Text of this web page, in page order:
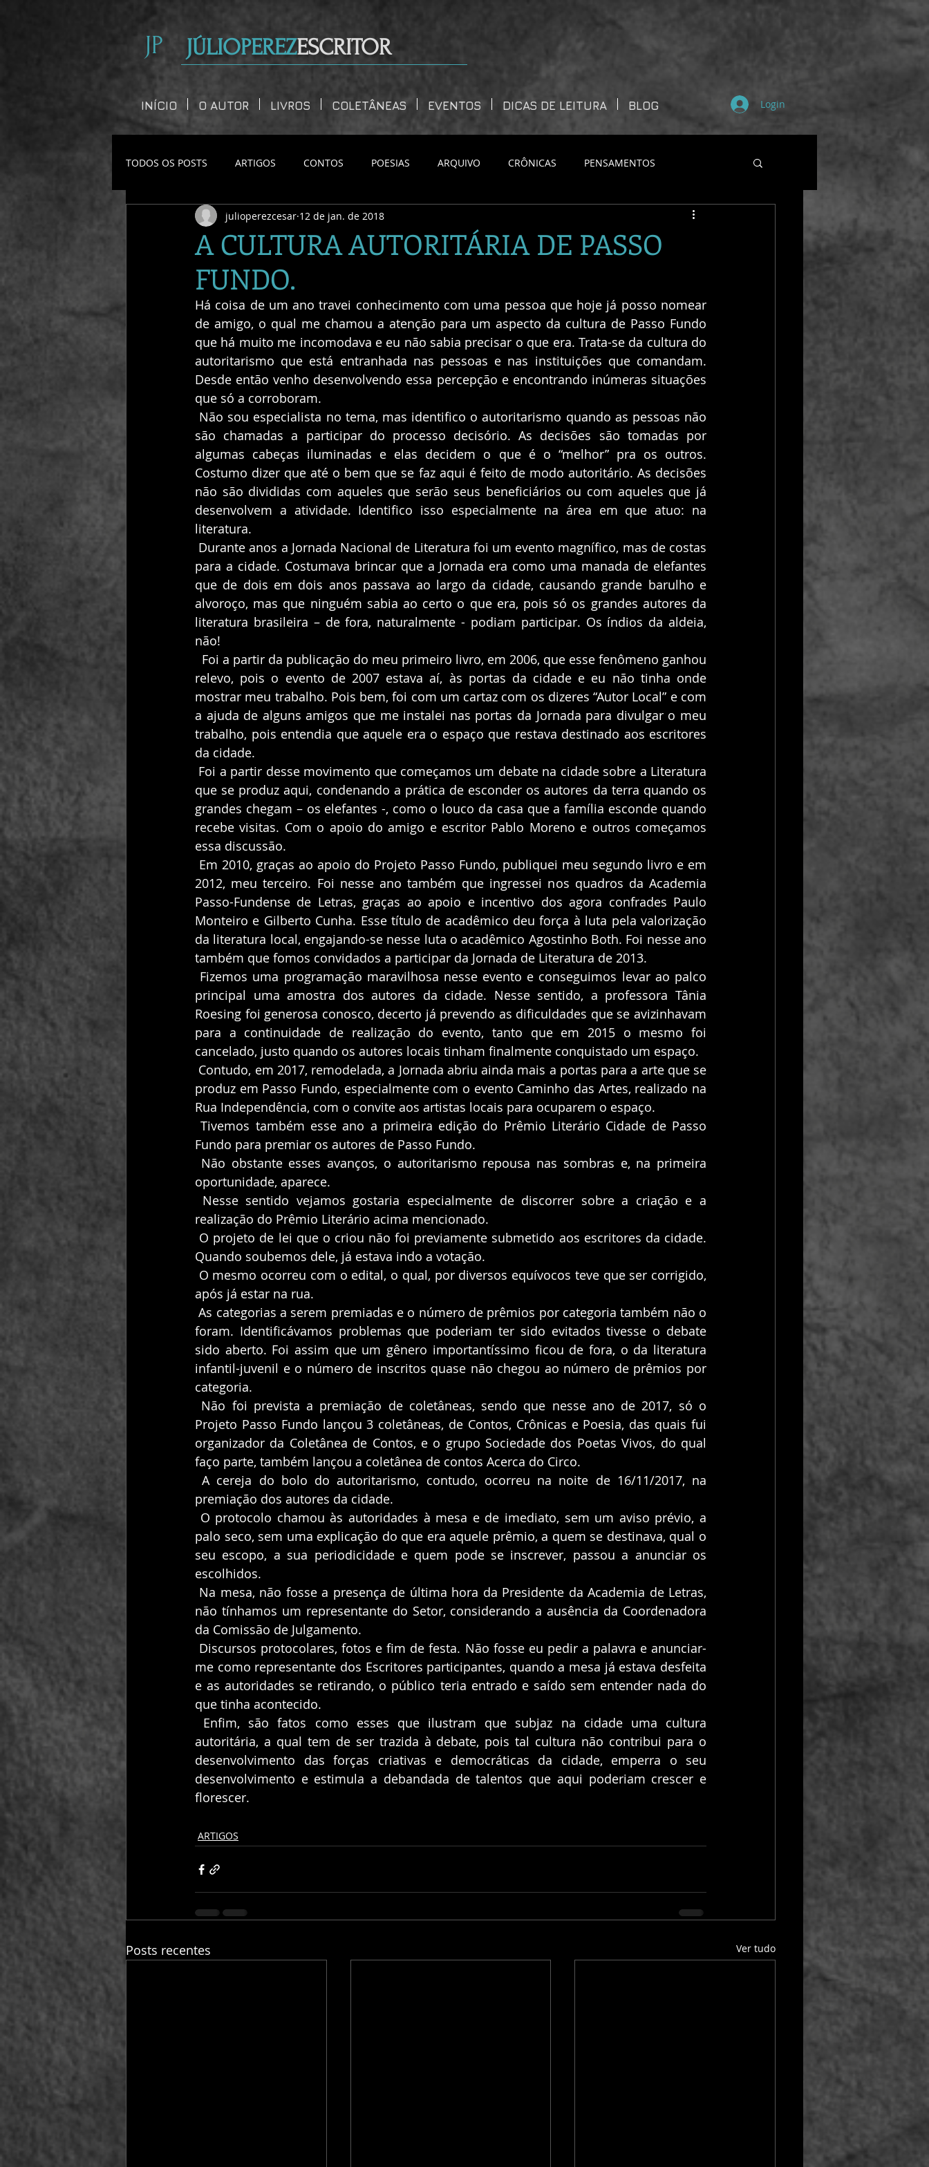
JP JÚLIOPEREZESCRITOR
INÍCIO O AUTOR LIVROS COLETÂNEAS EVENTOS DICAS DE LEITURA BLOG Login
TODOS OS POSTS ARTIGOS CONTOS POESIAS ARQUIVO CRÔNICAS PENSAMENTOS
CONTOS CURTOS
A CULTURA AUTORITÁRIA DE PASSO
FUNDO.
julioperezcesar 12 de jan. de 2018
Há coisa de um ano travei conhecimento com uma pessoa que hoje já posso nomear
de amigo, o qual me chamou a atenção para um aspecto da cultura de Passo Fundo
que há muito me incomodava e eu não sabia precisar o que era. Trata-se da cultura do
autoritarismo que está entranhada nas pessoas e nas instituições que comandam.
Desde então venho desenvolvendo essa percepção e encontrando inúmeras situações
que só a corroboram.
são chamadas a participar do processo decisório. As decisões são tomadas por
algumas cabeças iluminadas e elas decidem o que é o “melhor” pra os outros.
Costumo dizer que até o bem que se faz aqui é feito de modo autoritário. As decisões
não são divididas com aqueles que serão seus beneficiários ou com aqueles que já
desenvolvem a atividade. Identifico isso especialmente na área em que atuo: na
literatura.
para a cidade. Costumava brincar que a Jornada era como uma manada de elefantes
que de dois em dois anos passava ao largo da cidade, causando grande barulho e
alvoroço, mas que ninguém sabia ao certo o que era, pois só os grandes autores da
literatura brasileira – de fora, naturalmente - podiam participar. Os índios da aldeia,
não!
relevo, pois o evento de 2007 estava aí, às portas da cidade e eu não tinha onde
mostrar meu trabalho. Pois bem, foi com um cartaz com os dizeres “Autor Local” e com
a ajuda de alguns amigos que me instalei nas portas da Jornada para divulgar o meu
trabalho, pois entendia que aquele era o espaço que restava destinado aos escritores
da cidade.
que se produz aqui, condenando a prática de esconder os autores da terra quando os
grandes chegam – os elefantes -, como o louco da casa que a família esconde quando
recebe visitas. Com o apoio do amigo e escritor Pablo Moreno e outros começamos
essa discussão.
2012, meu terceiro. Foi nesse ano também que ingressei nos quadros da Academia
Passo-Fundense de Letras, graças ao apoio e incentivo dos agora confrades Paulo
Monteiro e Gilberto Cunha. Esse título de acadêmico deu força à luta pela valorização
da literatura local, engajando-se nesse luta o acadêmico Agostinho Both. Foi nesse ano
também que fomos convidados a participar da Jornada de Literatura de 2013.
principal uma amostra dos autores da cidade. Nesse sentido, a professora Tânia
Roesing foi generosa conosco, decerto já prevendo as dificuldades que se avizinhavam
para a continuidade de realização do evento, tanto que em 2015 o mesmo foi
cancelado, justo quando os autores locais tinham finalmente conquistado um espaço.
produz em Passo Fundo, especialmente com o evento Caminho das Artes, realizado na
Rua Independência, com o convite aos artistas locais para ocuparem o espaço.
Tivemos também esse ano a primeira edição do Prêmio Literário Cidade de Passo
Fundo para premiar os autores de Passo Fundo.
oportunidade, aparece.
realização do Prêmio Literário acima mencionado.
Quando soubemos dele, já estava indo a votação.
após já estar na rua.
As categorias a serem premiadas e o número de prêmios por categoria também não o
foram. Identificávamos problemas que poderiam ter sido evitados tivesse o debate
sido aberto. Foi assim que um gênero importantíssimo ficou de fora, o da literatura
infantil-juvenil e o número de inscritos quase não chegou ao número de prêmios por
categoria.
Projeto Passo Fundo lançou 3 coletâneas, de Contos, Crônicas e Poesia, das quais fui
organizador da Coletânea de Contos, e o grupo Sociedade dos Poetas Vivos, do qual
faço parte, também lançou a coletânea de contos Acerca do Circo.
A cereja do bolo do autoritarismo, contudo, ocorreu na noite de 16/11/2017, na
premiação dos autores da cidade.
palo seco, sem uma explicação do que era aquele prêmio, a quem se destinava, qual o
seu escopo, a sua periodicidade e quem pode se inscrever, passou a anunciar os
escolhidos.
não tínhamos um representante do Setor, considerando a ausência da Coordenadora
da Comissão de Julgamento.
me como representante dos Escritores participantes, quando a mesa já estava desfeita
e as autoridades se retirando, o público teria entrado e saído sem entender nada do
que tinha acontecido.
autoritária, a qual tem de ser trazida à debate, pois tal cultura não contribui para o
desenvolvimento das forças criativas e democráticas da cidade, emperra o seu
desenvolvimento e estimula a debandada de talentos que aqui poderiam crescer e
florescer.
ARTIGOS
Posts recentes Ver tudo